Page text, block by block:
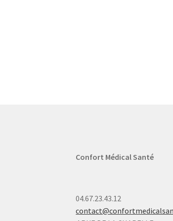
Confort Médical Santé
04.67.23.43.12